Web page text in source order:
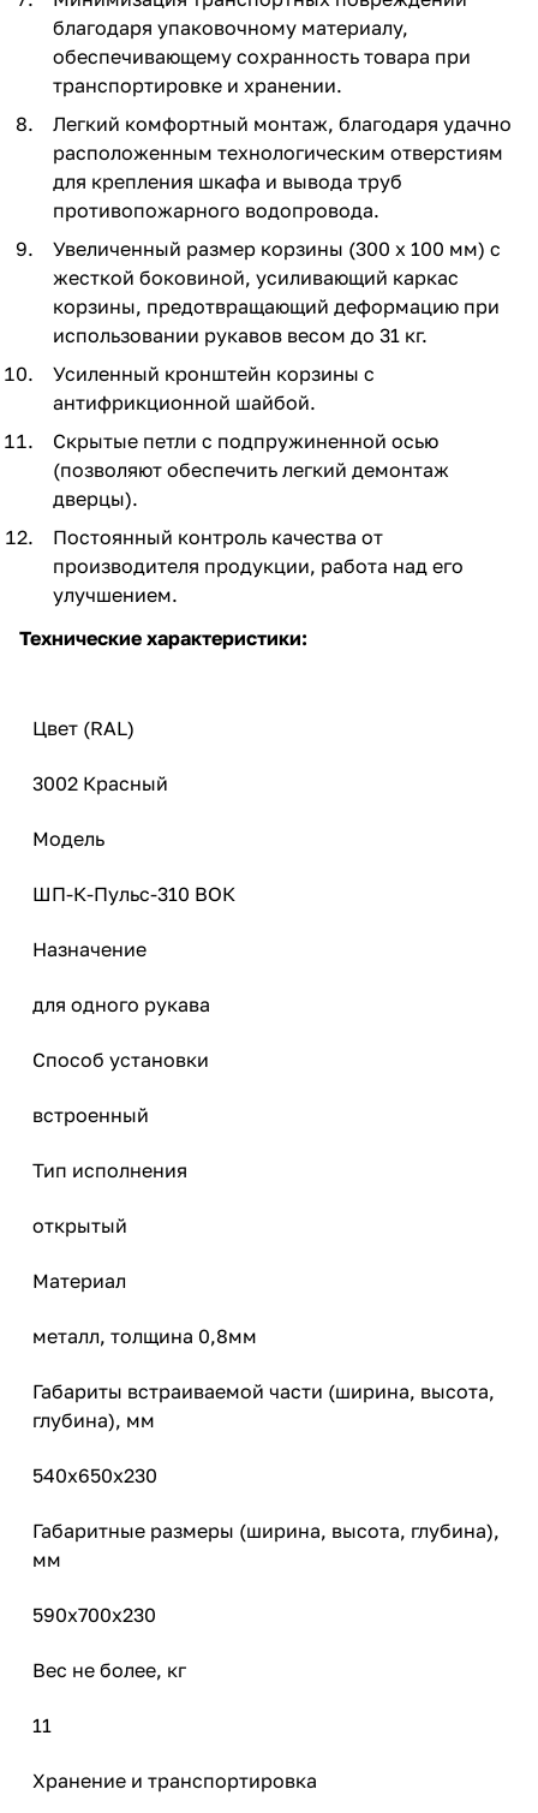
благодаря упаковочному материалу,
обеспечивающему сохранность товара при
транспортировке и хранении.
Легкий комфортный монтаж, благодаря удачно
расположенным технологическим отверстиям
для крепления шкафа и вывода труб
противопожарного водопровода.
Увеличенный размер корзины (300 х 100 мм) с
жесткой боковиной, усиливающий каркас
корзины, предотвращающий деформацию при
использовании рукавов весом до 31 кг.
Усиленный кронштейн корзины с
антифрикционной шайбой.
Скрытые петли с подпружиненной осью
(позволяют обеспечить легкий демонтаж
дверцы).
Постоянный контроль качества от
производителя продукции, работа над его
улучшением.
Технические характеристики:
Цвет (RAL)
3002 Красный
Модель
ШП-К-Пульс-310 ВОК
Назначение
для одного рукава
Способ установки
встроенный
Тип исполнения
открытый
Материал
металл, толщина 0,8мм
Габариты встраиваемой части (ширина, высота,
глубина), мм
540х650х230
Габаритные размеры (ширина, высота, глубина),
мм
590х700х230
Вес не более, кг
11
Хранение и транспортировка